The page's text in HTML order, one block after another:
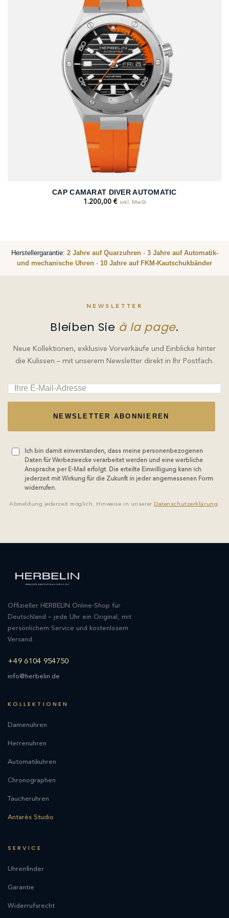
CAP CAMARAT DIVER AUTOMATIC
1.200,00 € inkl. MwSt
Herstellergarantie: 2 Jahre auf Quarzuhren· 3 Jahre auf Automatik-
und mechanische Uhren · 10 Jahre auf FKM-Kautschukbänder
NEWSLETTER
Bleiben Sie à la page.
Neue Kollektionen, exklusive Vorverkäufe und Einblicke hinter
die Kulissen – mit unserem Newsletter direkt in Ihr Postfach.
NEWSLETTER ABONNIEREN
Ich bin damit einverstanden, dass meine personenbezogenen
Daten für Werbezwecke verarbeitet werden und eine werbliche
Ansprache per E-Mail erfolgt. Die erteilte Einwilligung kann ich
jederzeit mit Wirkung für die Zukunft in jeder angemessenen Form
widerrufen.
Abmeldung jederzeit möglich. Hinweise in unserer Datenschutzerklärung.
Offizieller HERBELIN Online-Shop für
Deutschland – jede Uhr ein Original, mit
persönlichem Service und kostenlosem
Versand.
+49 6104 954750
info@herbelin.de
KOLLEKTIONEN
Damenuhren
Herrenuhren
Automatikuhren
Chronographen
Taucheruhren
Antarès Studio
SERVICE
Uhrenfinder
Garantie
Widerrufsrecht